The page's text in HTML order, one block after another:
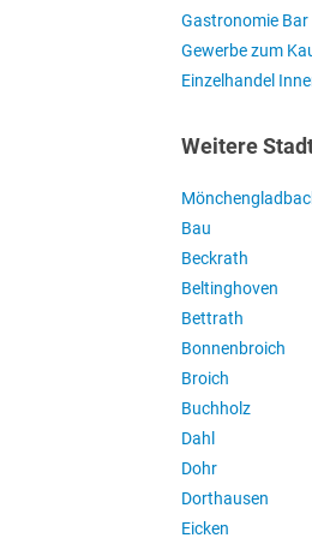
Gastronomie Bar
Gewerbe zum
Einzelhandel
Weitere
Bau
Beckrath
Beltinghoven
Bettrath
Bonnenbroich
Broich
Buchholz
Dahl
Dohr
Dorthausen
Eicken